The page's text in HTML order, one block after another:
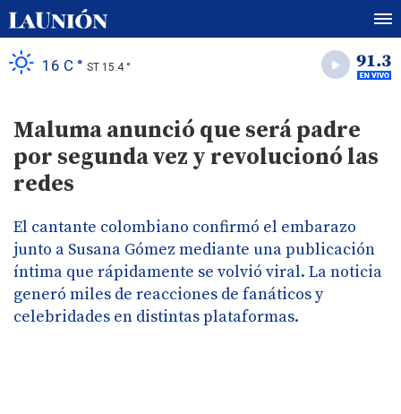
16 C ° ST 15.4 °
Maluma anunció que será padre
por segunda vez y revolucionó las
redes
El cantante colombiano confirmó el embarazo
junto a Susana Gómez mediante una publicación
íntima que rápidamente se volvió viral. La noticia
generó miles de reacciones de fanáticos y
celebridades en distintas plataformas.